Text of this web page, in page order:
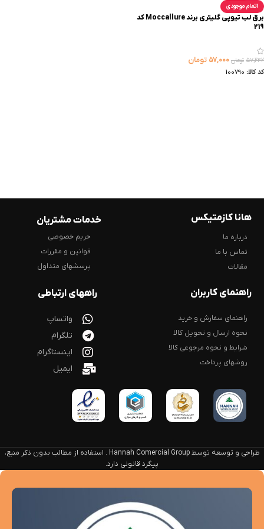
اتمام موجودی
برق لب تیوپی گلیتری برند Moccallure کد
219
۵۷,۲۴۲ تومان ۵۷,۰۰۰ تومان
کد کالا: 100790
هانا کازمتیکس
درباره ما
تماس با ما
مقالات
خدمات مشتریان
حریم خصوصی
قوانین و مقررات
پرسشهای متداول
راهنمای کاربران
راهنمای سفارش و خرید
نحوه ارسال و تحویل کالا
شرایط و نحوه مرجوعی کالا
روشهای پرداخت
راههای ارتباطی
واتساپ
تلگرام
اینستاگرام
ایمیل
طراحی و توسعه توسط Hannah Comercial Group . استفاده از مطالب بدون ذکر منبع،
پیگرد قانونی دارد.